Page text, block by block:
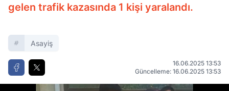
gelen trafik kazasında 1 kişi yaralandı.
Asayiş
16.06.2025 13:53
Güncelleme: 16.06.2025 13:53